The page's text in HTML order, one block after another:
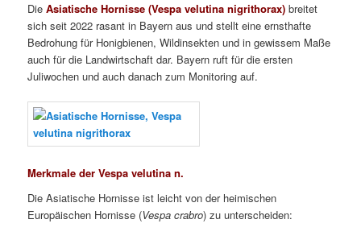
DieAsiatische Hornisse (Vespa velutina nigrithorax)breitet
sich seit 2022 rasant in Bayern aus und stellt eine ernsthafte
Bedrohung für Honigbienen, Wildinsekten und in gewissem Maße
auch für die Landwirtschaft dar. Bayern ruft für die ersten
Juliwochen und auch danach zum Monitoring auf.
Merkmale der Vespa velutina n.
Die Asiatische Hornisse ist leicht von der heimischen
Europäischen Hornisse (Vespa crabro) zu unterscheiden: